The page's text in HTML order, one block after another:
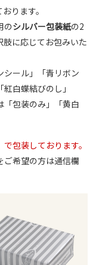
ります。
のシルバー包装紙の2
に応じてお包みいた
シール」「青リボン
白蝶結びのし」
「包装のみ」「黄白
包装しております。
ご希望の方は通信欄